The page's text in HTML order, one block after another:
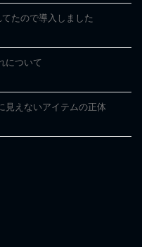
たので導入しました
について
見えないアイテムの正体